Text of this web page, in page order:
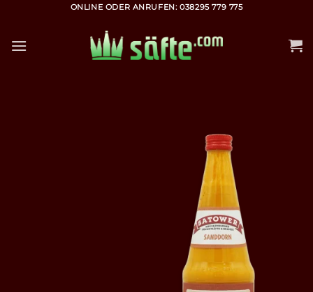
springen
ONLINE ODER ANRUFEN: 038295 779 775